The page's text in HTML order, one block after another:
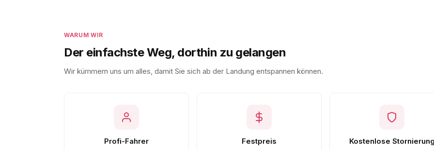
WARUM WIR
Der einfachste Weg, dorthin zu gelangen
Wir kümmern uns um alles, damit Sie sich ab der Landung entspannen können.
Profi-Fahrer Festpreis Kostenlose